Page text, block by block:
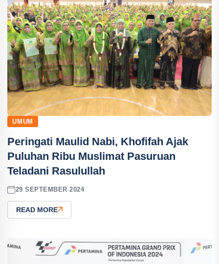
UMUM
Peringati Maulid Nabi, Khofifah Ajak
Puluhan Ribu Muslimat Pasuruan
Teladani Rasulullah
29 SEPTEMBER 2024
READ MORE